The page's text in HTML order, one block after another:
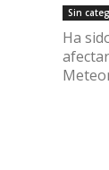
Sin
Ha